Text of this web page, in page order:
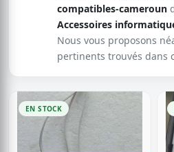
compatibles-cameroun
Accessoires
Nous vous proposons
pertinents trouvés dans
EN STOCK